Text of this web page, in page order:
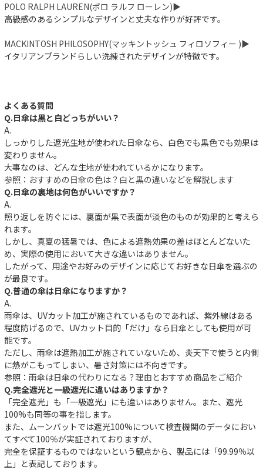
件
POLO RALPH LAUREN(ポロ ラルフ ローレン)▶︎
高級感のあるシンプルなデザインと丈夫な作りが好評です。
MACKINTOSH PHILOSOPHY(マッキントッシュ フィロソフィー )▶︎
イタリアンブランドらしい洗練されたデザインが特徴です。
よくある質問
Q.日傘は黒と白どっちがいい？
A.
しっかりした遮光生地が使われた日傘なら、白色でも黒色でも効果は
変わりません。
大事なのは、どんな生地が使われているかになります。
参照： おすすめの日傘の色は？白と黒の違いなどを解説します
Q.日傘の裏地は何色がいいですか？
A.
照り返しを防ぐには、裏面が黒で表面が淡色のものが効果的と考えら
れます。
しかし、真夏の猛暑では、色による遮熱効果の差はほとんどないた
め、実際の使用において大きな違いはありません。
したがって、用途やお好みのデザインに応じてお好きな日傘を選ぶの
が最良です。
Q.普通の傘は日傘になりますか？
A.
雨傘は、UVカット加工が施されているものであれば、紫外線はある
程度防げるので、UVカット目的「だけ」なら日傘としても使用が可
能です。
ただし、雨傘は遮熱加工が施されていないため、炎天下で使うと内側
に熱がこもってしまい、暑さ対策には不向きです。
参照： 雨傘は日傘の代わりになる？理由とおすすめ商品をご紹介
Q.完全遮光と一級遮光に違いはありますか？
「完全遮光」も「一級遮光」にも違いはありません。また、遮光
100%も同等の事を指します。
また、ムーンバットでは遮光100%について検査機関のデータにおい
てすべて100％が実証されておりますが、
完全を保証するものではないという観点から、製品には「99.99％以
上」と表記しております。